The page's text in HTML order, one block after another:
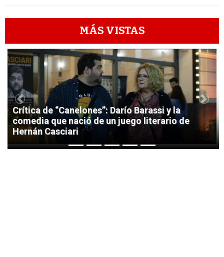
MÁS VISTAS
1
Crítica de “Canelones”: Darío Barassi y la
comedia que nació de un juego literario de
Hernán Casciari
Previous Next